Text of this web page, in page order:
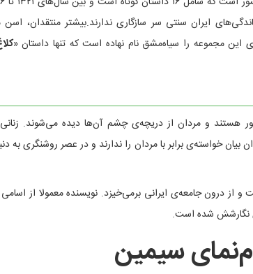
ایران سنتی سر سازگاری ندارند.بیشتر منتقدان،
این مجموعه را سیاه‌مشق نام نهاده است که تنها داستان «
هستند و مردان از دریچه‌ی چشم آن‌ها دیده می‌شوند.
بیان خواسته‌ی برابر با مردان را ندارند و در عصر روشنگری
و از درون جامعه‌ی ایرانی بر‌می‌خیزد. نویسنده معمولا از
نگارشش شده است.
سیمین